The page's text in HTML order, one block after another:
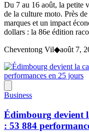
Du 7 au 16 août, la petite
de la culture moto. Près
marques et un impact
dollars : la 86e édition
Cheventong Vil◆août 7,
Business
Édimbourg devient
: 53 884